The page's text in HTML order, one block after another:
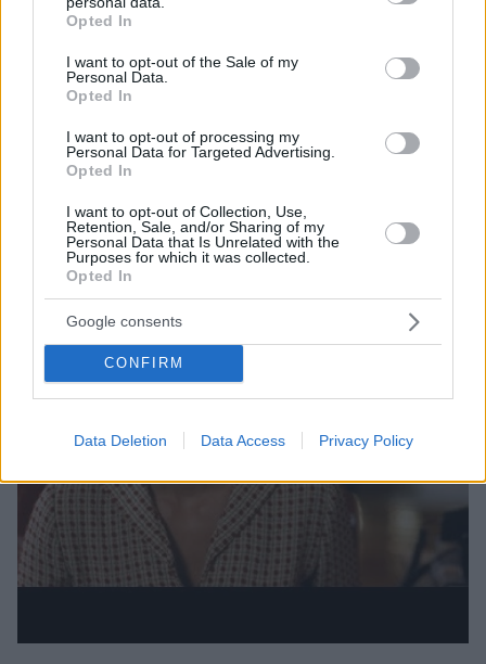
grant or deny consent to Google and its third-party tags to
use your data for below specified purposes in below Google
consent section.
Opted In
I want to opt-out of the Sale of my
Personal Data.
Opted In
I want to opt-out of processing my
Personal Data for Targeted Advertising.
Opted In
I want to opt-out of Collection, Use,
Retention, Sale, and/or Sharing of my
Personal Data that Is Unrelated with the
Purposes for which it was collected.
Opted In
Google consents
CONFIRM
Data Deletion Data Access Privacy Policy
απόδρασή του--Το μυαλό κερδίζει και
ΣΥΝΕΧΙΖΟΝΤΑΙ
ΟΠΩΣΔΗΠΟΤΕ